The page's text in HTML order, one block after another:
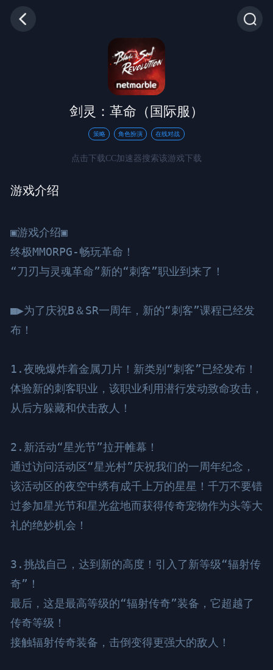
剑灵：革命（国际服）
策略 角色扮演 在线对战
点击下载CC加速器搜索该游戏下载
游戏介绍
▣游戏介绍▣
终极MMORPG-畅玩革命！
“刀刃与灵魂革命”新的“刺客”职业到来了！
■▶为了庆祝B＆SR一周年，新的“刺客”课程已经发
布！
1.夜晚爆炸着金属刀片！新类别“刺客”已经发布！
体验新的刺客职业，该职业利用潜行发动致命攻击，
从后方躲藏和伏击敌人！
2.新活动“星光节”拉开帷幕！
通过访问活动区“星光村”庆祝我们的一周年纪念，
该活动区的夜空中绣有成千上万的星星！千万不要错
过参加星光节和星光盆地而获得传奇宠物作为头等大
礼的绝妙机会！
3.挑战自己，达到新的高度！引入了新等级“辐射传
奇”！
最后，这是最高等级的“辐射传奇”装备，它超越了
传奇等级！
接触辐射传奇装备，击倒变得更强大的敌人！